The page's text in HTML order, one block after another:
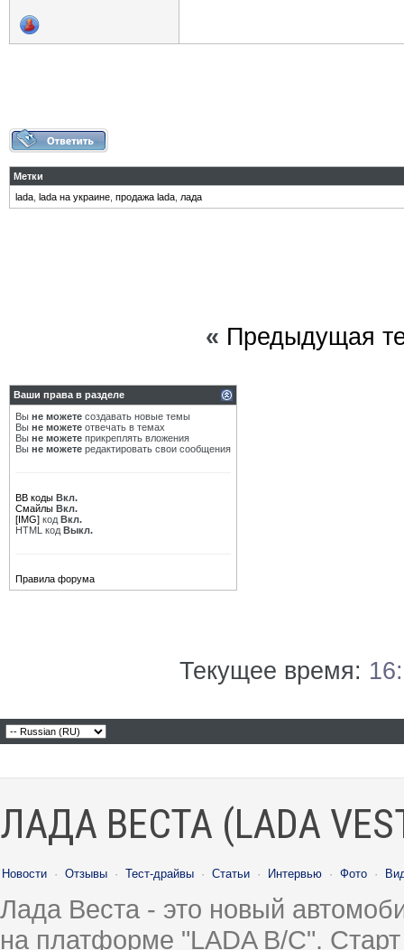
Метки
lada lada на украине продажа lada лада
« Предыдущая
Ваши права в разделе
Вы не можете создавать новые темы
Вы не можете отвечать в темах
Вы не можете прикреплять вложения
Вы не можете редактировать свои сообщения
BB коды Вкл.
Смайлы Вкл.
[IMG] код Вкл.
HTML код Выкл.
Правила форума
Текущее время:
ЛАДА ВЕСТА (LADA
Новости · Отзывы · Тест-драйвы · Статьи · Интервью · Фото ·
Лада Веста - это новый
на платформе "LADA B/C".